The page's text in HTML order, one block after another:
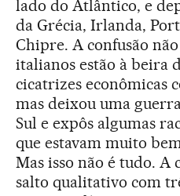
lado do Atlântico, e
da Grécia, Irlanda,
Chipre. A confusão
italianos estão à beira
cicatrizes econômicas
mas deixou uma
Sul e expôs algumas
que estavam muito
Mas isso não é tudo. A
salto qualitativo com